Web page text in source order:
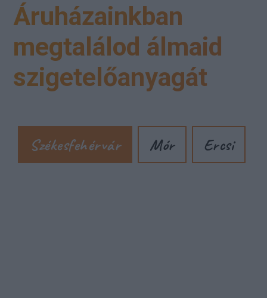
Áruházainkban
megtalálod álmaid
szigetelőanyagát
Székesfehérvár Mór Ercsi